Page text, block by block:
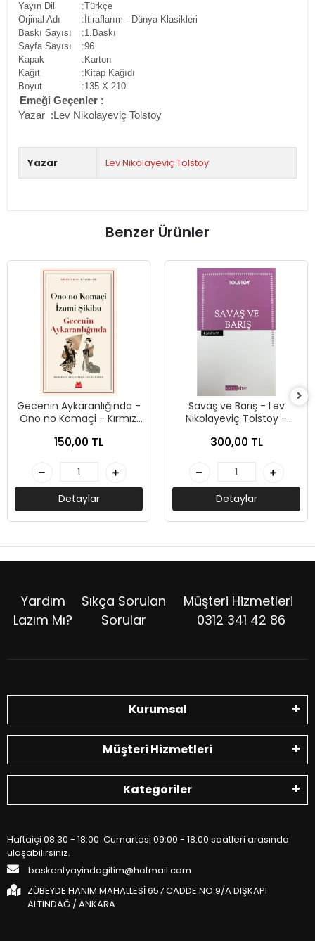
Yayın Dili
:Türkçe
Orjinal Adı
:İtiraflarım - Dünya Klasikleri
Baskı Sayısı
:1.Baskı
Sayfa Sayısı
:96
Kapak
:Karton
Kağıt
:Kitap Kağıdı
Boyut
:135 X 210
Emeği Geçenler :
Yazar :Lev Nikolayeviç Tolstoy
Yazar Lev Nikolayeviç Tolstoy
Benzer Ürünler
Gecenin Aykaranlığında -
Ono no Komaçi - Kırmızı
150,00 TL
Detaylar
Savaş ve Barış - Lev
Nikolayeviç Tolstoy -
300,00 TL
Detaylar
Yardım
Lazım Mı?
Sıkça Sorulan
Sorular
Müşteri Hizmetleri
0312 341 42 86
Kurumsal
Müşteri Hizmetleri
Kategoriler
Haftaiçi 08:30 - 18:00 Cumartesi 09:00 - 18:00 saatleri arasında
ulaşabilirsiniz.
baskentyayindagitim@hotmail.com
ZÜBEYDE HANIM MAHALLESİ 657.CADDE NO:9/A DIŞKAPI
ALTINDAĞ / ANKARA